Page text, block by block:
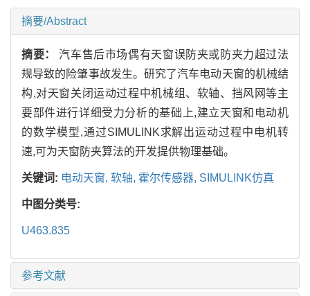
摘要/Abstract
摘要：汽车售后市场偶有天窗误防夹或防夹力超过法
规导致的险肇事故发生。研究了汽车电动天窗的机械结
构,对天窗关闭运动过程中机械组、软轴、挡风网等主
要部件进行详细受力分析的基础上,建立天窗和电动机
的数学模型,通过SIMULINK求解出运动过程中电机转
速,可为天窗防夹算法的开发提供物理基础。
关键词: 电动天窗, 软轴, 霍尔传感器, SIMULINK仿真
中图分类号:
U463.835
参考文献